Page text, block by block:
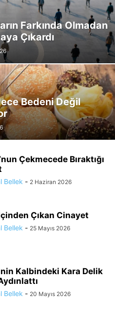
Farkında Olmadan
Çıkardı
Bedeni Değil
Çekmecede Bıraktığı
Bellek - 2 Haziran 2026
Çıkan Cinayet
Bellek - 25 Mayıs 2026
Kalbindeki Kara Delik
Bellek - 20 Mayıs 2026